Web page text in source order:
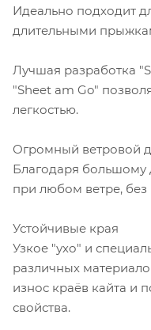
Идеально подходит
длительными
Лучшая разработка
"Sheet am Go"
легкостью.
Огромный ветровой
Благодаря большому
при любом ветре,
Устойчивые края
Узкое "ухо" и
различных
износ краёв кайта и
свойства.